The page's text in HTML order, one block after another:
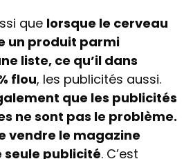
que lorsque le cerveau
un produit parmi
liste, ce qu’il dans
flou, les publicités aussi.
que les publicités
ne sont pas le problème.
vendre le magazine
seule publicité. C’est